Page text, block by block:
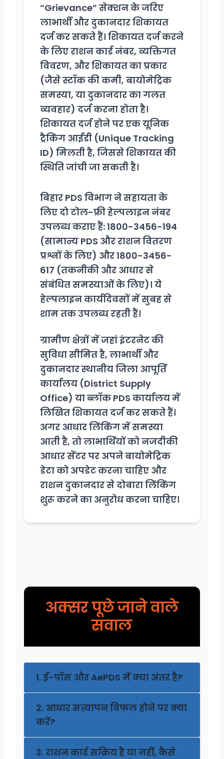
“Grievance” सेक्शन के जरिए
लाभार्थी और दुकानदार शिकायत
दर्ज कर सकते हैं। शिकायत दर्ज करने
के लिए राशन कार्ड नंबर, व्यक्तिगत
विवरण, और शिकायत का प्रकार
(जैसे स्टॉक की कमी, बायोमेट्रिक
समस्या, या दुकानदार का गलत
व्यवहार) दर्ज करना होता है।
शिकायत दर्ज होने पर एक यूनिक
ट्रैकिंग आईडी (Unique Tracking
ID) मिलती है, जिससे शिकायत की
स्थिति जांची जा सकती है।
बिहार PDS विभाग ने सहायता के
लिए दो टोल-फ्री हेल्पलाइन नंबर
उपलब्ध कराए हैं:1800-3456-194
(सामान्य PDS और राशन वितरण
प्रश्नों के लिए) और1800-3456-
617 (तकनीकी और आधार से
संबंधित समस्याओं के लिए)। ये
हेल्पलाइन कार्यदिवसों में सुबह से
शाम तक उपलब्ध रहती हैं।
ग्रामीण क्षेत्रों में जहां इंटरनेट की
सुविधा सीमित है, लाभार्थी और
दुकानदार स्थानीय जिला आपूर्ति
कार्यालय (District Supply
Office) या ब्लॉक PDS कार्यालय में
लिखित शिकायत दर्ज कर सकते हैं।
अगर आधार लिंकिंग में समस्या
आती है, तो लाभार्थियों को नजदीकी
आधार सेंटर पर अपने बायोमेट्रिक
डेटा को अपडेट करना चाहिए और
राशन दुकानदार से दोबारा लिंकिंग
शुरू करने का अनुरोध करना चाहिए।
अक्सर पूछे जाने वाले
सवाल
1. ई-पॉस और AePDS में क्या अंतर है?
2. आधार सत्यापन विफल होने पर क्या
करें?
3. राशन कार्ड सक्रिय है या नहीं, कैसे